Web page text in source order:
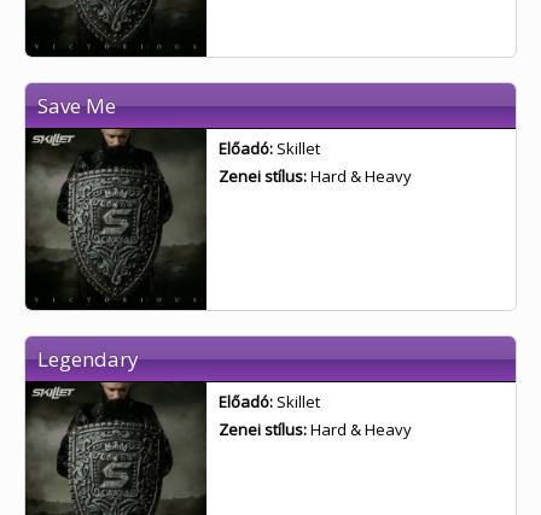
Save Me
Előadó: Skillet
Zenei stílus:Hard & Heavy
Legendary
Előadó: Skillet
Zenei stílus:Hard & Heavy